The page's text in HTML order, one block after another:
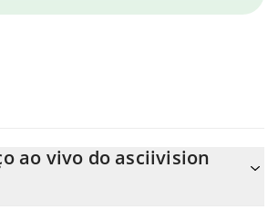
ao vivo do asciivision